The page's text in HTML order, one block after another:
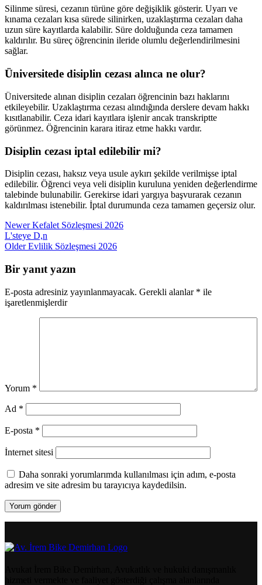
Silinme süresi, cezanın türüne göre değişiklik gösterir. Uyarı ve
kınama cezaları kısa sürede silinirken, uzaklaştırma cezaları daha
uzun süre kayıtlarda kalabilir. Süre dolduğunda ceza tamamen
kaldırılır. Bu süreç öğrencinin ileride olumlu değerlendirilmesini
sağlar.
Üniversitede disiplin cezası alınca ne olur?
Üniversitede alınan disiplin cezaları öğrencinin bazı haklarını
etkileyebilir. Uzaklaştırma cezası alındığında derslere devam hakkı
kısıtlanabilir. Ceza idari kayıtlara işlenir ancak transkriptte
görünmez. Öğrencinin karara itiraz etme hakkı vardır.
Disiplin cezası iptal edilebilir mi?
Disiplin cezası, haksız veya usule aykırı şekilde verilmişse iptal
edilebilir. Öğrenci veya veli disiplin kuruluna yeniden değerlendirme
talebinde bulunabilir. Gerekirse idari yargıya başvurarak cezanın
kaldırılması istenebilir. İptal durumunda ceza tamamen geçersiz olur.
Newer Kefalet Sözleşmesi 2026
L'steye D,n
Older Evlilik Sözleşmesi 2026
Bir yanıt yazın
E-posta adresiniz yayınlanmayacak. Gerekli alanlar * ile
işaretlenmişlerdir
Yorum *
Ad *
E-posta *
İnternet sitesi
Daha sonraki yorumlarımda kullanılması için adım, e-posta
adresim ve site adresim bu tarayıcıya kaydedilsin.